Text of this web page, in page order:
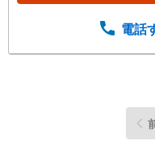
電話